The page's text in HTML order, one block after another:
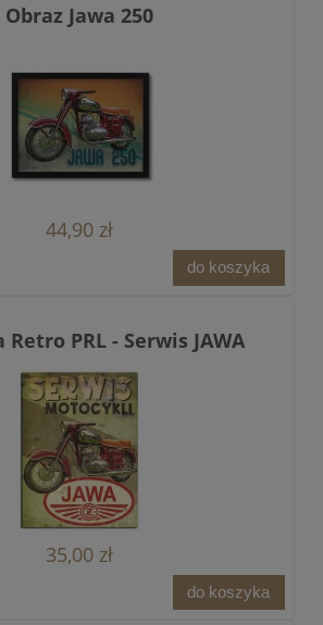
Obraz Jawa 250
44,90 zł
do koszyka
PRL - Serwis JAWA
35,00 zł
do koszyka